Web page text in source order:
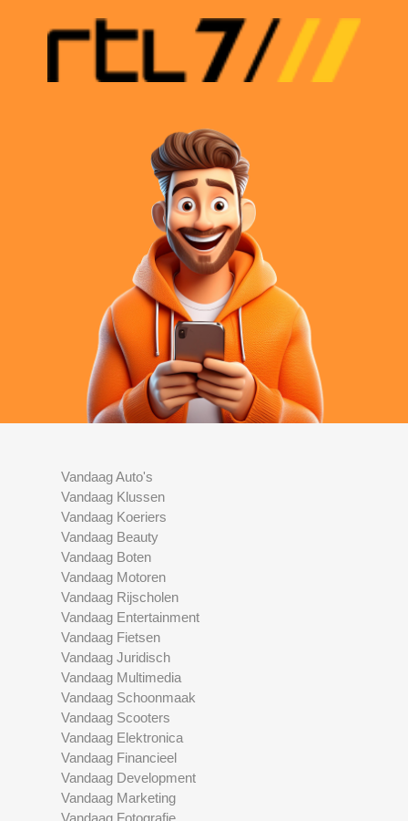
Vandaag Auto's
Vandaag Klussen
Vandaag Koeriers
Vandaag Beauty
Vandaag Boten
Vandaag Motoren
Vandaag Rijscholen
Vandaag Entertainment
Vandaag Fietsen
Vandaag Juridisch
Vandaag Multimedia
Vandaag Schoonmaak
Vandaag Scooters
Vandaag Elektronica
Vandaag Financieel
Vandaag Development
Vandaag Marketing
Vandaag Fotografie